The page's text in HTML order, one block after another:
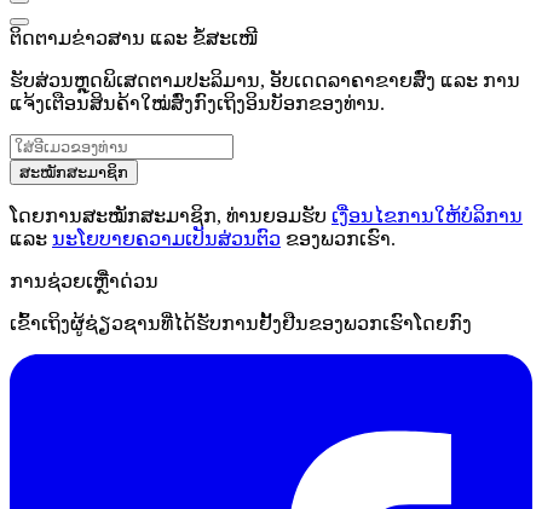
ຕິດຕາມຂ່າວສານ ແລະ ຂໍ້ສະເໜີ
ຮັບສ່ວນຫຼຸດພິເສດຕາມປະລິມານ, ອັບເດດລາຄາຂາຍສົ່ງ ແລະ ການ
ແຈ້ງເຕືອນສິນຄ້າໃໝ່ສົ່ງກົງເຖິງອິນບັອກຂອງທ່ານ.
ສະໝັກສະມາຊິກ
ໂດຍການສະໝັກສະມາຊິກ, ທ່ານຍອມຮັບ ເງື່ອນໄຂການໃຫ້ບໍລິການ
ແລະ ນະໂຍບາຍຄວາມເປັນສ່ວນຕົວ ຂອງພວກເຮົາ.
ການຊ່ວຍເຫຼືໍາດ່ວນ
ເຂົ້າເຖິງຜູ້ຊ່ຽວຊານທີ່ໄດ້ຮັບການຢັ້ງຢືນຂອງພວກເຮົາໂດຍກົງ